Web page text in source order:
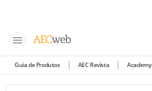
Guia de Produtos AEC Revista Academy